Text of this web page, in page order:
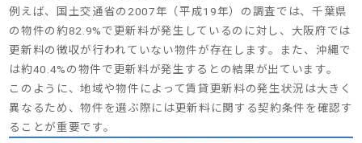
例えば、国土交通省の2007年（平成19年）の調査では、千葉県
の物件の約82.9%で更新料が発生しているのに対し、大阪府では
更新料の徴収が行われていない物件が存在します。また、沖縄で
は約40.4%の物件で更新料が発生するとの結果が出ています。
このように、地域や物件によって賃貸更新料の発生状況は大きく
異なるため、物件を選ぶ際には更新料に関する契約条件を確認す
ることが重要です。